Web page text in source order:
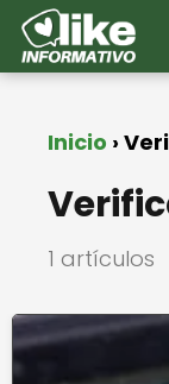
Inicio
1 artículos